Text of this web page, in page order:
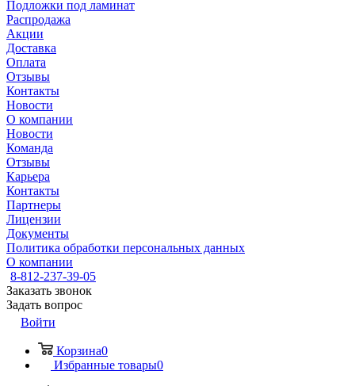
Подложки под ламинат
Распродажа
Акции
Доставка
Оплата
Отзывы
Контакты
Новости
О компании
Новости
Команда
Отзывы
Карьера
Контакты
Партнеры
Лицензии
Документы
Политика обработки персональных данных
О компании
8-812-237-39-05
Заказать звонок
Задать вопрос
Войти
Корзина0
Избранные товары0